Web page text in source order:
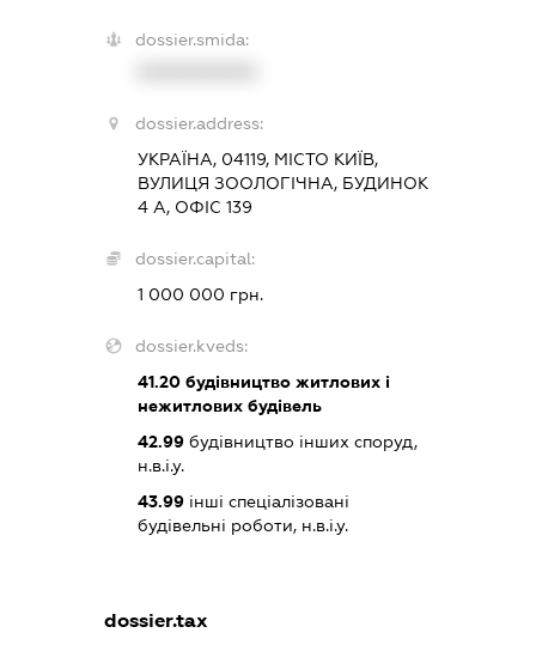
dossier.smida:
dossier.address:
УКРАЇНА, 04119, МІСТО КИЇВ,
ВУЛИЦЯ ЗООЛОГІЧНА, БУДИНОК
4 А, ОФІС 139
dossier.capital:
1 000 000 грн.
dossier.kveds:
41.20 будівництво житлових і
нежитлових будівель
42.99 будівництво інших споруд,
н.в.і.у.
43.99 інші спеціалізовані
будівельні роботи, н.в.і.у.
dossier.tax